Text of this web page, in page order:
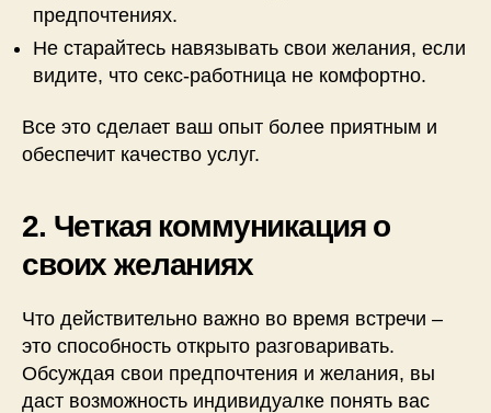
предпочтениях.
Не старайтесь навязывать свои желания, если
видите, что секс-работница не комфортно.
Все это сделает ваш опыт более приятным и
обеспечит качество услуг.
2. Четкая коммуникация о
своих желаниях
Что действительно важно во время встречи –
это способность открыто разговаривать.
Обсуждая свои предпочтения и желания, вы
даст возможность индивидуалке понять вас